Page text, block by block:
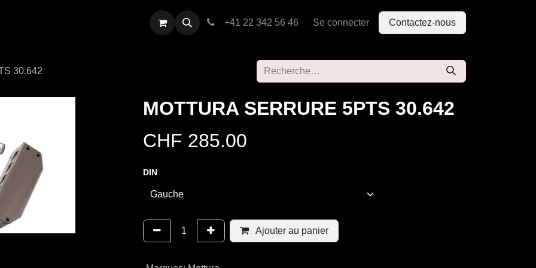
+41 22 342 56 46 Se connecter Contactez-nous
30.642
MOTTURA SERRURE 5PTS 30.642
CHF 285.00
DIN
Ajouter au panier